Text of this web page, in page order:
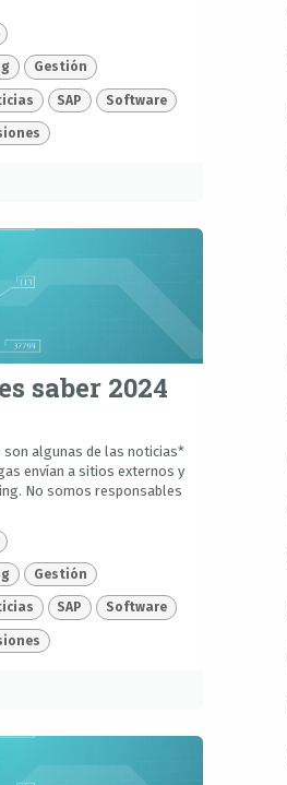
Gestión
SAP Software
saber 2024
son algunas de las noticias*
envían a sitios externos y
No somos responsables
Gestión
SAP Software